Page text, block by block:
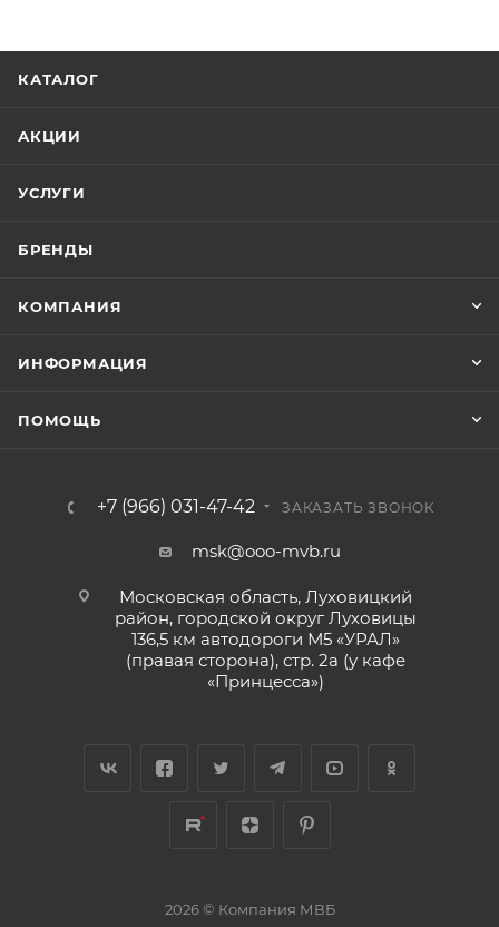
КАТАЛОГ
АКЦИИ
УСЛУГИ
БРЕНДЫ
КОМПАНИЯ
ИНФОРМАЦИЯ
ПОМОЩЬ
+7 (966) 031-47-42 ЗАКАЗАТЬ ЗВОНОК
msk@ooo-mvb.ru
Московская область, Луховицкий
район, городской округ Луховицы
136,5 км автодороги М5 «УРАЛ»
(правая сторона), стр. 2а (у кафе
«‎Принцесса»)
2026 © Компания МВБ